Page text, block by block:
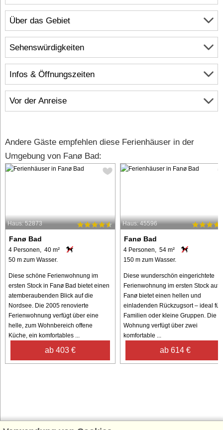
Über das Gebiet
Infos & Öffnungszeiten
Vor der Anreise
Sehenswürdigkeiten
Andere Gäste empfehlen diese Ferienhäuser in der
Umgebung von Fanø Bad:
Haus: 52873
Fanø Bad
4 Personen, 40 m²
50 m zum Wasser.
Diese schöne Ferienwohnung im
ersten Stock in Fanø Bad bietet einen
atemberaubenden Blick auf die
Nordsee. Die 2005 renovierte
Ferienwohnung verfügt über eine
helle, zum Wohnbereich offene
Küche, ein komfortables ...
ab 403 €
Haus: 45596
Fanø Bad
4 Personen, 54 m²
150 m zum Wasser.
Diese wunderschön eingerichtete
Ferienwohnung im ersten Stock auf
Fanø bietet einen hellen und
einladenden Rückzugsort – ideal für
Familien oder kleine Gruppen. Die
Wohnung verfügt über zwei
komfortable ...
ab 614 €